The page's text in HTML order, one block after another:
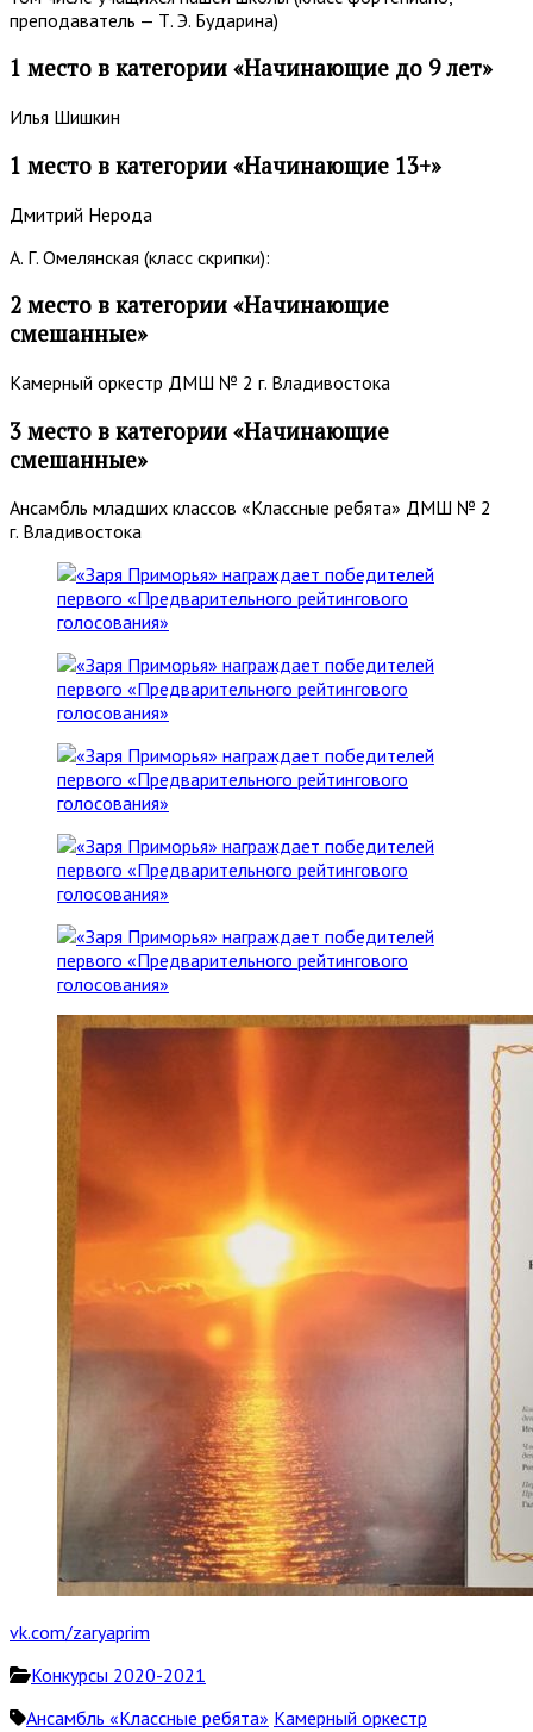
преподаватель — Т. Э. Бударина)
1 место в категории «Начинающие до 9 лет»
Илья Шишкин
1 место в категории «Начинающие 13+»
Дмитрий Нерода
А. Г. Омелянская (класс скрипки):
2 место в категории «Начинающие
смешанные»
Камерный оркестр ДМШ № 2 г. Владивостока
3 место в категории «Начинающие
смешанные»
Ансамбль младших классов «Классные ребята» ДМШ № 2
г. Владивостока
vk.com/zaryaprim
Конкурсы 2020-2021
Ансамбль «Классные ребята» Камерный оркестр